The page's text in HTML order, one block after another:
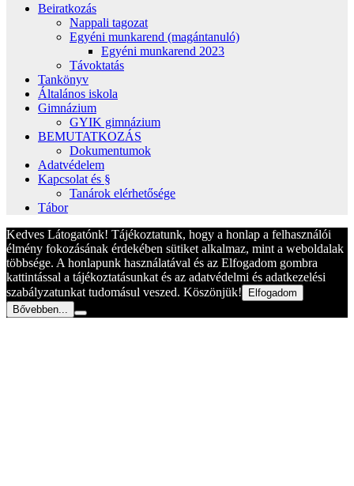
Beiratkozás
Nappali tagozat
Egyéni munkarend (magántanuló)
Egyéni munkarend 2023
Távoktatás
Tankönyv
Általános iskola
Gimnázium
GYIK gimnázium
BEMUTATKOZÁS
Dokumentumok
Adatvédelem
Kapcsolat és §
Tanárok elérhetősége
Tábor
Kedves Látogatónk! Tájékoztatunk, hogy a honlap a felhasználói
élmény fokozásának érdekében sütiket alkalmaz, mint a weboldalak
többsége. A honlapunk használatával és az Elfogadom gombra
kattintással a tájékoztatásunkat és az adatvédelmi és adatkezelési
szabályzatunkat tudomásul veszed. Köszönjük!
Elfogadom
Bővebben...